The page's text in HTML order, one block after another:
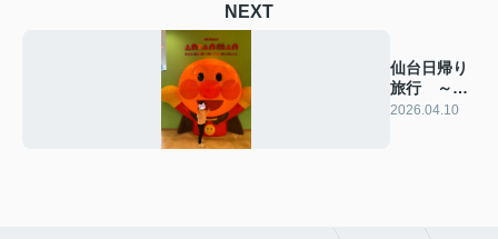
NEXT
仙台日帰り
旅行 ～
part2～
2026.04.10